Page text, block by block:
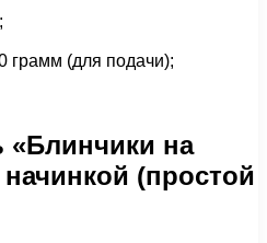
грамм (для подачи);
«Блинчики на
(простой